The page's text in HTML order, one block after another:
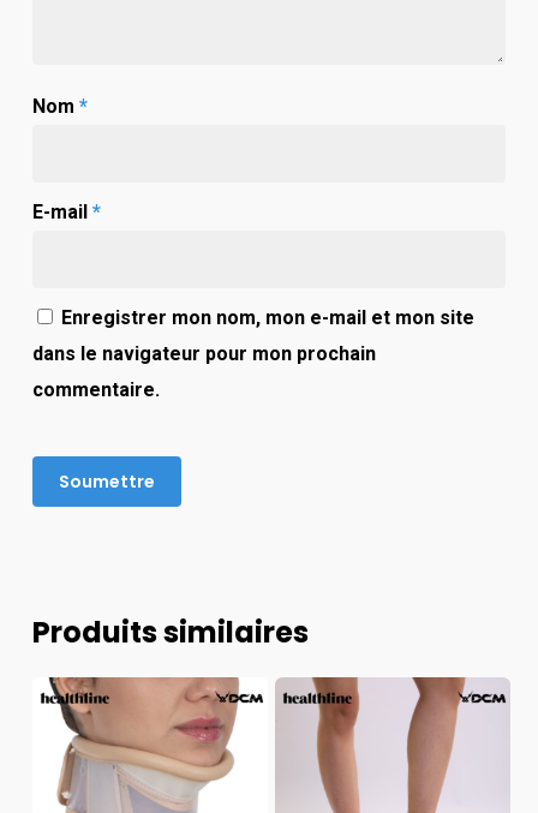
Nom *
E-mail *
Enregistrer mon nom, mon e-mail et mon site
dans le navigateur pour mon prochain
commentaire.
Produits similaires